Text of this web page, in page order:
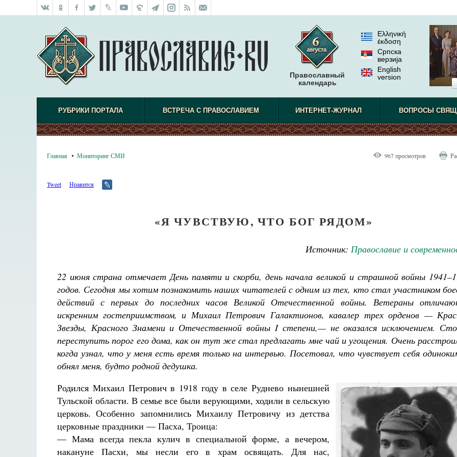
Православный
календарь
Ελληνική
έκδοση
Српска
верзиjа
English
version
РУБРИКИ ПОРТАЛА ВСТРЕЧА С ПРАВОСЛАВИЕМ ИНТЕРНЕТ-ЖУРНАЛ ВОПРОСЫ
Главная Мониторинг СМИ 967 просмотров
Tweet Нравится
«Я ЧУВСТВУЮ, ЧТО БОГ РЯДОМ»
Источник: Православие и
22 июня страна отмечает День памяти и скорби, день начала великой и страшной войны
годов. Сегодня мы хотим познакомить наших читателей с одним из тех, кто стал участником
действий с первых до последних часов Великой Отечественной войны. Ветераны
искренним гостеприимством, и Михаил Петрович Галактионов, кавалер трех орденов —
Звезды, Красного Знамени и Отечественной войны I степени,— не оказался исключением.
переступить порог его дома, как он тут же стал предлагать мне чай и угощения. Очень
когда узнал, что у меня есть время только на интервью. Посетовал, что чувствует себя
обнял меня, будто родной дедушка.
Родился Михаил Петрович в 1918 году в селе Руднево нынешней
Тульской области. В семье все были верующими, ходили в сельскую
церковь. Особенно запомнились Михаилу Петровичу из детства
церковные праздники — Пасха, Троица:
— Мама всегда пекла кулич в специальной форме, а вечером,
накануне Пасхи, мы несли его в храм освящать. Для нас,
Разлуки не будет
Великомученик Георгий Победоносец.
святого
Роман Котов